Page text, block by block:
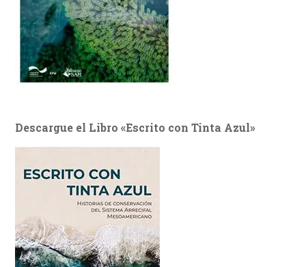
Descargue el Libro «Escrito con Tinta Azul»